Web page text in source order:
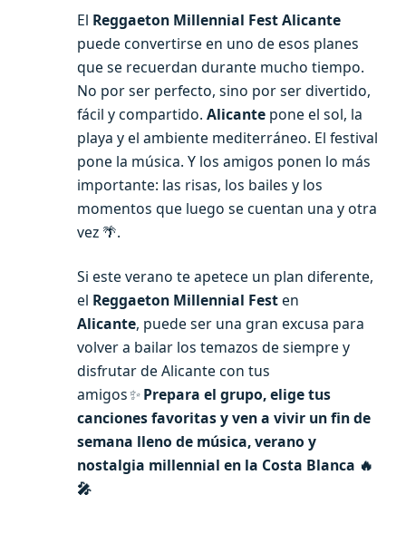
El Reggaeton Millennial Fest Alicante
puede convertirse en uno de esos planes
que se recuerdan durante mucho tiempo.
No por ser perfecto, sino por ser divertido,
fácil y compartido. Alicante pone el sol, la
playa y el ambiente mediterráneo. El festival
pone la música. Y los amigos ponen lo más
importante: las risas, los bailes y los
momentos que luego se cuentan una y otra
vez 🌴.
Si este verano te apetece un plan diferente,
el Reggaeton Millennial Festen
Alicante, puede ser una gran excusa para
volver a bailar los temazos de siempre y
disfrutar de Alicante con tus
amigos✨Prepara el grupo, elige tus
canciones favoritas y ven a vivir un fin de
semana lleno de música, verano y
nostalgia millennial en la Costa Blanca 🔥
🎤